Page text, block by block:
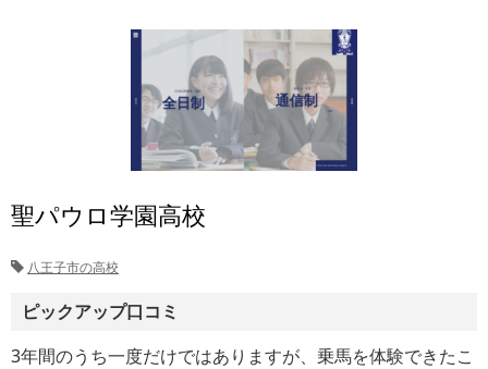
聖パウロ学園高校
八王子市の高校
ピックアップ口コミ
3年間のうち一度だけではありますが、乗馬を体験できたこ